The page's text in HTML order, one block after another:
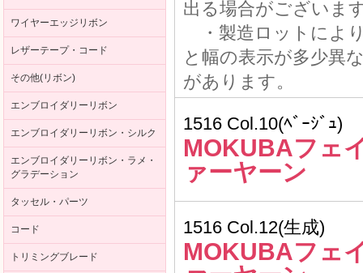
ワイヤーエッジリボン
レザーテープ・コード
その他(リボン)
エンブロイダリーリボン
エンブロイダリーリボン・シルク
エンブロイダリーリボン・ラメ・
グラデーション
タッセル・パーツ
コード
トリミングブレード
出る場合がございま
・製造ロットによ
と幅の表示が多少異
があります。
1516 Col.10(ﾍﾞｰｼﾞｭ)
MOKUBAフェ
ァーヤーン
1516 Col.12(生成)
MOKUBAフェ